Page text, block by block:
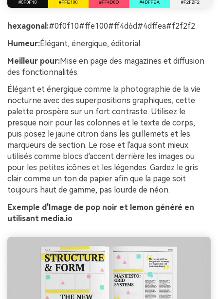
hexagonal:#0f0f10#ffe100#ff4d6d#4dffea#f2f2f2
Humeur:Élégant, énergique, éditorial
Meilleur pour:Mise en page des magazines et diffusion
des fonctionnalités
Élégant et énergique comme la photographie de la vie
nocturne avec des superpositions graphiques, cette
palette prospère sur un fort contraste. Utilisez le
presque noir pour les colonnes et le texte de corps,
puis posez le jaune citron dans les guillemets et les
marqueurs de section. Le rose et l'aqua sont mieux
utilisés comme blocs d'accent derrière les images ou
pour les petites icônes et les légendes. Gardez le gris
clair comme un ton de papier afin que la page soit
toujours haut de gamme, pas lourde de néon.
Exemple d'Image de pop noir et lemon généré en
utilisant media.io